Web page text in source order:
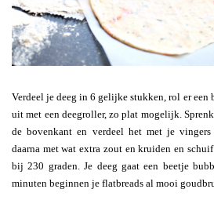
Verdeel je deeg in 6 gelijke stukken, rol er
uit met een deegroller, zo plat mogelijk.
de bovenkant en verdeel het met je
daarna met wat extra zout en kruiden en
bij 230 graden. Je deeg gaat een beetje
minuten beginnen je flatbreads al mooi